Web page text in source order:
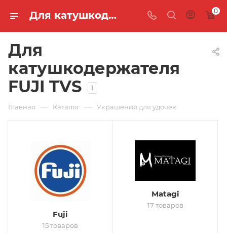
Для катушкодержателя FUJI TVS 0
Для
катушкодержателя
FUJI TVS
1
Главная — Каталог — Украшения для удочек
Fuji
15 товаров
Matagi
17 товаров